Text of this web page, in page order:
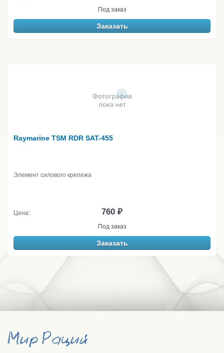
Под заказ
Заказать
Raymarine TSM RDR SAT-455
Элемент силового крепежа
Цена: 760 ₽
Под заказ
Заказать